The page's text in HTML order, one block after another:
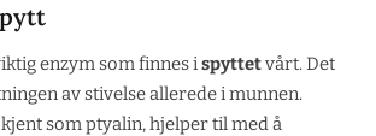
enzym som finnes ispyttetvårt. Det
av stivelse allerede i munnen.
som ptyalin, hjelper til med å